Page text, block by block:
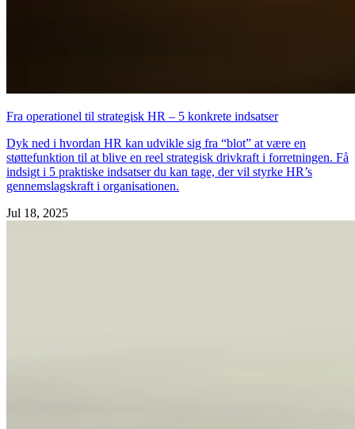
Fra operationel til strategisk HR – 5 konkrete indsatser
Dyk ned i hvordan HR kan udvikle sig fra “blot” at være en
støttefunktion til at blive en reel strategisk drivkraft i forretningen. Få
indsigt i 5 praktiske indsatser du kan tage, der vil styrke HR’s
gennemslagskraft i organisationen.
Jul 18, 2025